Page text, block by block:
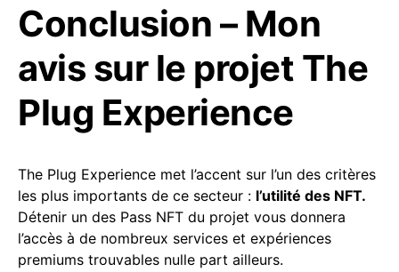
Conclusion – Mon
avis sur le projet The
Plug Experience
The Plug Experience met l’accent sur l’un des critères
les plus importants de ce secteur : l’utilité des NFT.
Détenir un des Pass NFT du projet vous donnera
l’accès à de nombreux services et expériences
premiums trouvables nulle part ailleurs.